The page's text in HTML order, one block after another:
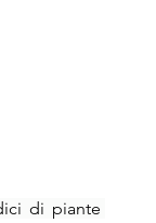
di piante